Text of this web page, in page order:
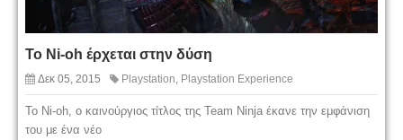
Το Ni-oh έρχεται στην δύση
Δεκ 05, 2015 Playstation Playstation Experience
To Ni-oh, ο καινούργιος τίτλος της Team Ninja έκανε την εμφάνιση
του με ένα νέο